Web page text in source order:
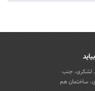
لشکری، جنب
ساختمان هم